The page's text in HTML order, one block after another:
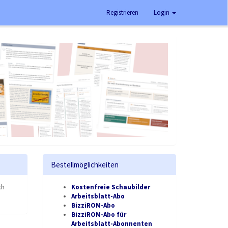
Registrieren Login
Bestellmöglichkeiten
Kostenfreie Schaubilder
Arbeitsblatt-Abo
BizziROM-Abo
BizziROM-Abo für
Arbeitsblatt-Abonnenten